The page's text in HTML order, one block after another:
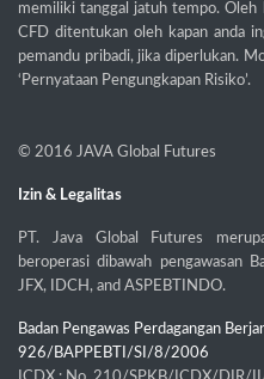
memiliki tanggal jatuh tempo. Oleh
CFD ditentukan oleh kapan anda
pemandu pribadi, jika diperlukan.
‘Pernyataan Pengungkapan Risiko’.
© 2016 JAVA Global Futures
Izin & Legalitas
PT. Java Global Futures
beroperasi dibawah pengawasan
JFX, IDCH, and ASPEBTINDO.
Badan Pengawas Perdagangan
926/BAPPEBTI/SI/8/2006